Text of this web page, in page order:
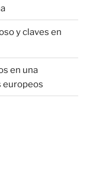
y claves en
en una
europeos